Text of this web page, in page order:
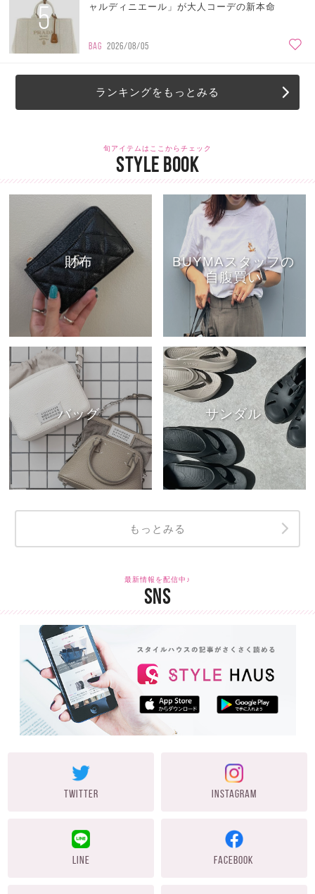
5
ャルディニエール」が大人コーデの新本命
BAG 2026/08/05
ランキングをもっとみる
旬アイテムはここからチェック
STYLE BOOK
財布
BUYMAスタッフの
自腹買い
バッグ サンダル
もっとみる
最新情報を配信中♪
SNS
TWITTER INSTAGRAM
LINE FACEBOOK